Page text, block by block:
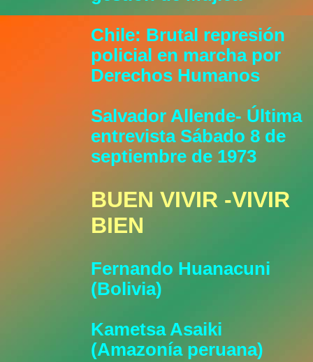
Chile: Brutal represión
policial en marcha por
Derechos Humanos
Salvador Allende- Última
entrevista Sábado 8 de
septiembre de 1973
BUEN VIVIR -VIVIR
BIEN
Fernando Huanacuni
(Bolivia)
Kametsa Asaiki
(Amazonía peruana)